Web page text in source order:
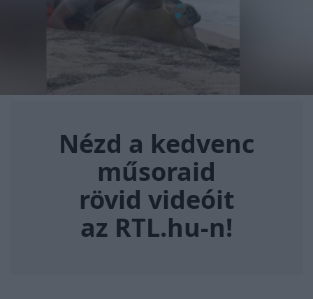
Nézd a kedvenc
műsoraid
rövid videóit
az RTL.hu-n!